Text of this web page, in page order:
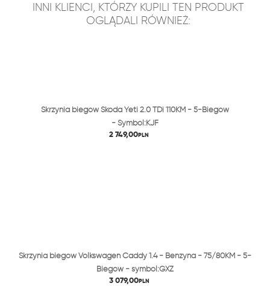
INNI KLIENCI, KTÓRZY KUPILI TEN PRODUKT
OGLĄDALI RÓWNIEŻ:
Skrzynia biegów Skoda Yeti 2.0 TDi 110KM - 5-Biegów
- Symbol:KJF
2 749,00PLN
Skrzynia biegów Volkswagen Caddy 1.4 - Benzyna - 75/80KM - 5-
Biegów - symbol:GXZ
3 079,00PLN